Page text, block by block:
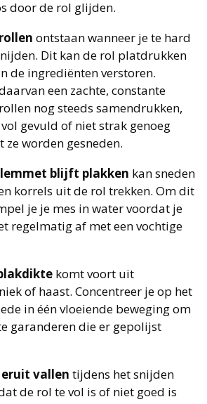
door de rol glijden.
ontstaan wanneer je te hard
Dit kan de rol platdrukken
de ingrediënten verstoren.
een zachte, constante
nog steeds samendrukken,
gevuld of niet strak genoeg
worden gesneden.
blijft plakken kan sneden
korrels uit de rol trekken. Om dit
je je mes in water voordat je
regelmatig af met een vochtige
komt voort uit
of haast. Concentreer je op het
in één vloeiende beweging om
garanderen die er gepolijst
vallen tijdens het snijden
de rol te vol is of niet goed is